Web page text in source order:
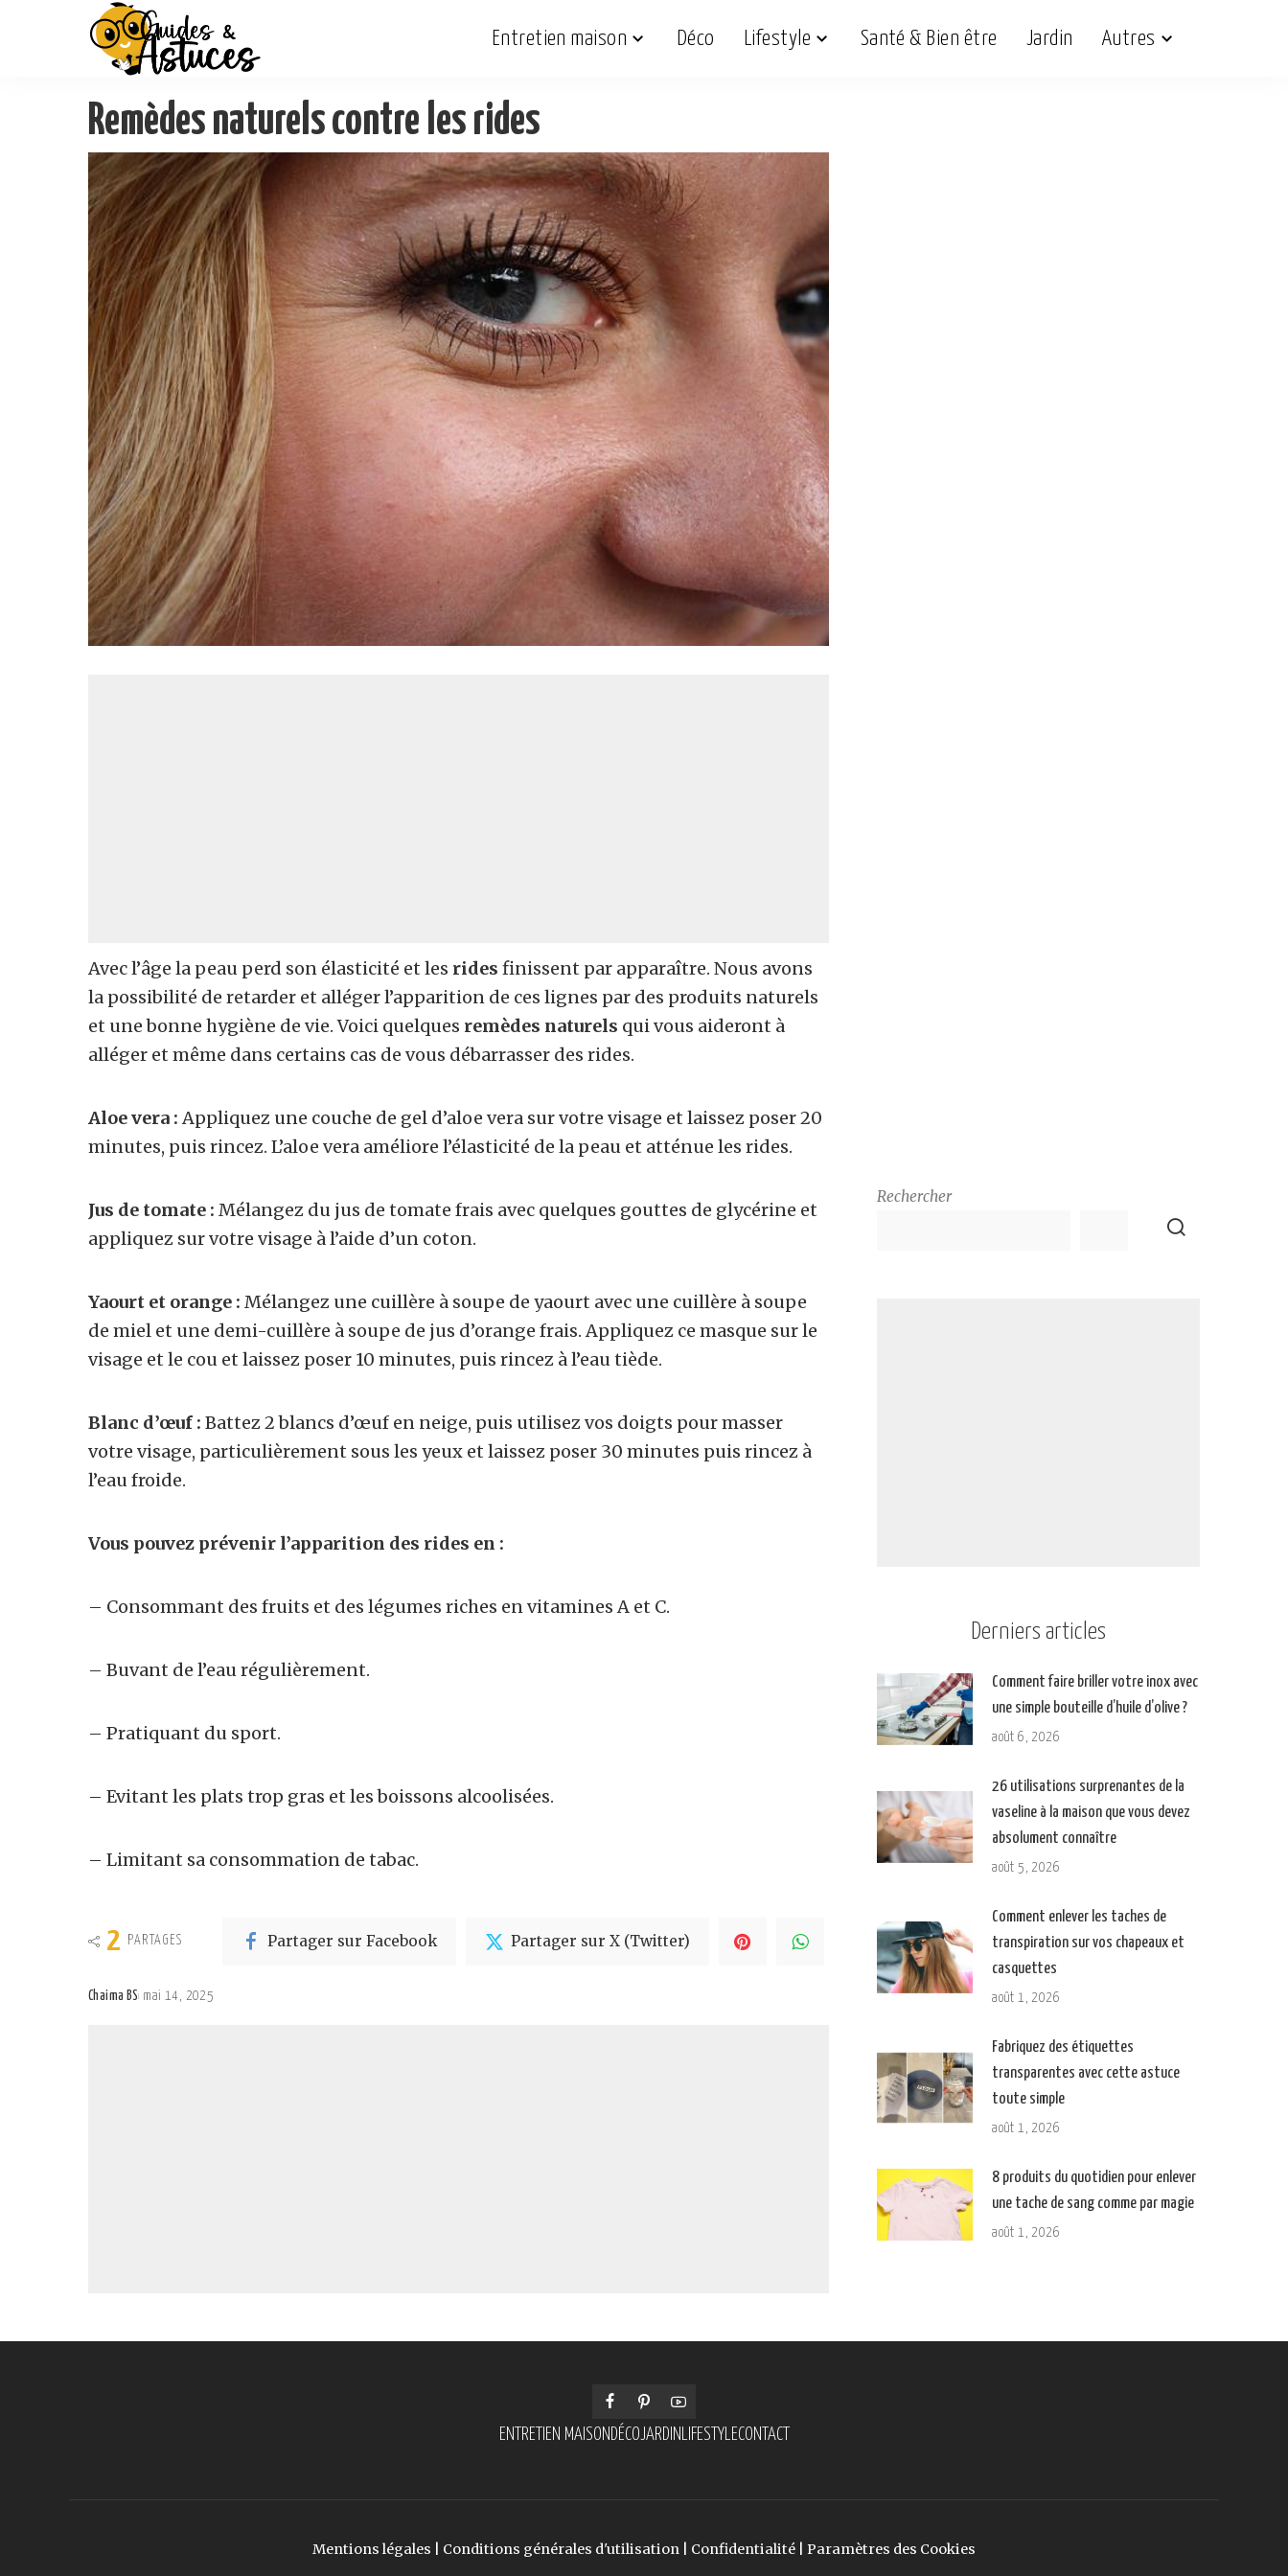
Entretien maison Déco Lifestyle Santé & Bien être Jardin Autres
Remèdes naturels contre les rides
Avec l’âge la peau perd son élasticité et les rides finissent par apparaître. Nous avons
la possibilité de retarder et alléger l’apparition de ces lignes par des produits naturels
et une bonne hygiène de vie. Voici quelques remèdes naturels qui vous aideront à
alléger et même dans certains cas de vous débarrasser des rides.
Aloe vera : Appliquez une couche de gel d’aloe vera sur votre visage et laissez poser 20
minutes, puis rincez. L’aloe vera améliore l’élasticité de la peau et atténue les rides.
Jus de tomate : Mélangez du jus de tomate frais avec quelques gouttes de glycérine et
appliquez sur votre visage à l’aide d’un coton.
Yaourt et orange : Mélangez une cuillère à soupe de yaourt avec une cuillère à soupe
de miel et une demi-cuillère à soupe de jus d’orange frais. Appliquez ce masque sur le
visage et le cou et laissez poser 10 minutes, puis rincez à l’eau tiède.
Blanc d’œuf : Battez 2 blancs d’œuf en neige, puis utilisez vos doigts pour masser
votre visage, particulièrement sous les yeux et laissez poser 30 minutes puis rincez à
l’eau froide.
Vous pouvez prévenir l’apparition des rides en :
– Consommant des fruits et des légumes riches en vitamines A et C.
– Buvant de l’eau régulièrement.
– Pratiquant du sport.
– Evitant les plats trop gras et les boissons alcoolisées.
– Limitant sa consommation de tabac.
2 PARTAGES Partager sur Facebook Partager sur X (Twitter)
Chaima BS mai 14, 2025
Rechercher
Derniers articles
Comment faire briller votre inox avec
une simple bouteille d’huile d’olive ?
août 6, 2026
26 utilisations surprenantes de la
vaseline à la maison que vous devez
absolument connaître
août 5, 2026
Comment enlever les taches de
transpiration sur vos chapeaux et
casquettes
août 1, 2026
Fabriquez des étiquettes
transparentes avec cette astuce
toute simple
août 1, 2026
8 produits du quotidien pour enlever
une tache de sang comme par magie
août 1, 2026
ENTRETIEN MAISON DÉCOJARDIN LIFESTYLECONTACT
Mentions légales Conditions générales d'utilisation Confidentialité Paramètres des Cookies